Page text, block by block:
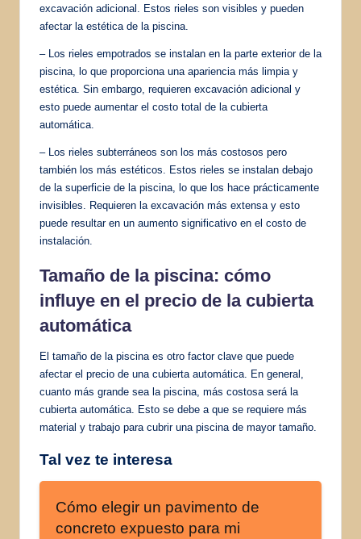
excavación adicional. Estos rieles son visibles y pueden
afectar la estética de la piscina.
– Los rieles empotrados se instalan en la parte exterior de la
piscina, lo que proporciona una apariencia más limpia y
estética. Sin embargo, requieren excavación adicional y
esto puede aumentar el costo total de la cubierta
automática.
– Los rieles subterráneos son los más costosos pero
también los más estéticos. Estos rieles se instalan debajo
de la superficie de la piscina, lo que los hace prácticamente
invisibles. Requieren la excavación más extensa y esto
puede resultar en un aumento significativo en el costo de
instalación.
Tamaño de la piscina: cómo
influye en el precio de la cubierta
automática
El tamaño de la piscina es otro factor clave que puede
afectar el precio de una cubierta automática. En general,
cuanto más grande sea la piscina, más costosa será la
cubierta automática. Esto se debe a que se requiere más
material y trabajo para cubrir una piscina de mayor tamaño.
Tal vez te interesa
Cómo elegir un pavimento de
concreto expuesto para mi